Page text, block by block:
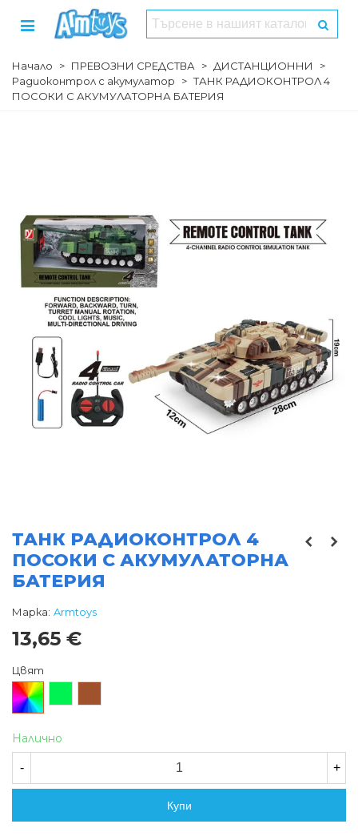
Начало > ПРЕВОЗНИ СРЕДСТВА > ДИСТАНЦИОННИ
>
Радиоконтрол с акумулатор
> ТАНК РАДИОКОНТРОЛ 4
ПОСОКИ С АКУМУЛАТОРНА БАТЕРИЯ
ТАНК РАДИОКОНТРОЛ 4
ПОСОКИ С АКУМУЛАТОРНА
БАТЕРИЯ
Марка: Armtoys
13,65 €
Цвят
Произволен/
микс
Налично
- +
Купи